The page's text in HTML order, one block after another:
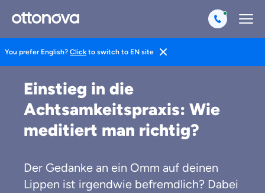
You prefer English? Click to switch to EN site
Gesund Leben
Einstieg in die
Achtsamkeitspraxis: Wie
meditiert man richtig?
Der Gedanke an ein Omm auf deinen
Lippen ist irgendwie befremdlich? Dabei